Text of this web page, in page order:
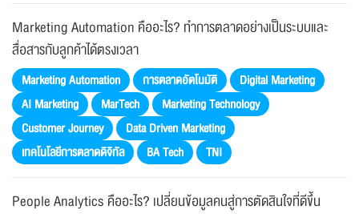
Marketing Automation คืออะไร? ทำการตลาดอย่างเป็นระบบและ
สื่อสารกับลูกค้าได้ตรงเวลา
Marketing Automation การตลาดอัตโนมัติ
Digital Marketing
AI Marketing
MarTech
Marketing Technology
Customer Journey
Data Driven Marketing
เทคโนโลยีการตลาดดิจิทัล
BA Tech TNI
People Analytics คืออะไร? เปลี่ยนข้อมูลคนสู่การตัดสินใจที่ดีขึ้น